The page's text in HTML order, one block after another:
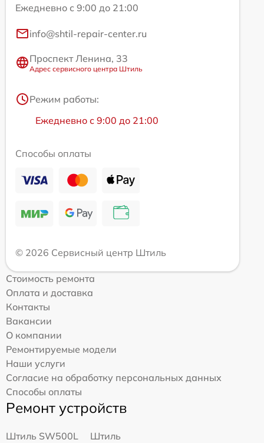
Ежедневно с 9:00 до 21:00
info@shtil-repair-center.ru
Проспект Ленина, 33
Адрес сервисного центра Штиль
Режим работы:
Ежедневно с 9:00 до 21:00
Способы оплаты
© 2026 Сервисный центр Штиль
Стоимость ремонта
Оплата и доставка
Контакты
Вакансии
О компании
Ремонтируемые модели
Наши услуги
Согласие на обработку персональных данных
Способы оплаты
Ремонт устройств
Штиль SW500L
Штиль